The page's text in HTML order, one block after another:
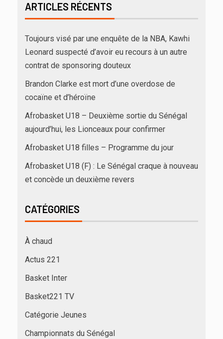
ARTICLES RÉCENTS
Toujours visé par une enquête de la NBA, Kawhi
Leonard suspecté d’avoir eu recours à un autre
contrat de sponsoring douteux
Brandon Clarke est mort d’une overdose de
cocaïne et d’héroïne
Afrobasket U18 – Deuxième sortie du Sénégal
aujourd’hui, les Lionceaux pour confirmer
Afrobasket U18 filles – Programme du jour
Afrobasket U18 (F) : Le Sénégal craque à nouveau
et concède un deuxième revers
CATÉGORIES
À chaud
Actus 221
Basket Inter
Basket221 TV
Catégorie Jeunes
Championnats du Sénégal